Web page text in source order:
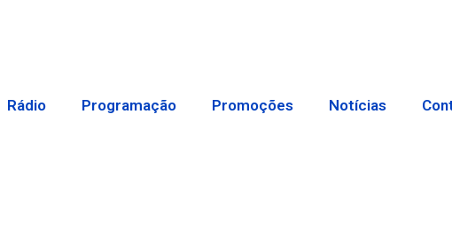
Rádio Programação Promoções Notícias